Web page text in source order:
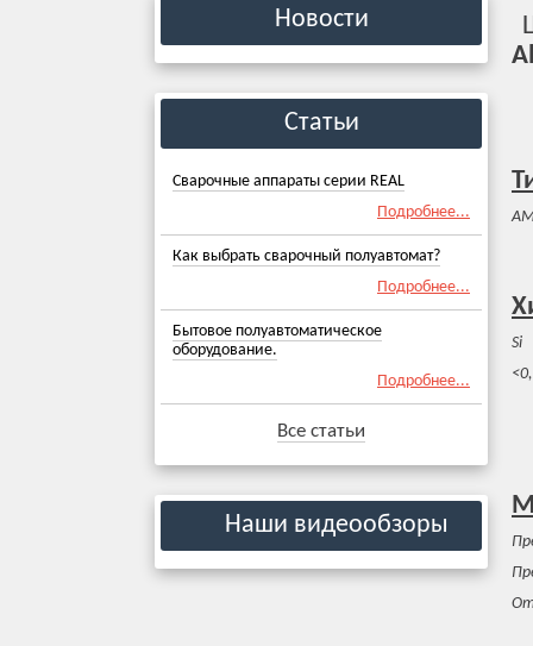
Новости
Статьи
Сварочные аппараты серии REAL
Подробнее...
Как выбрать сварочный полуавтомат?
Подробнее...
Бытовое полуавтоматическое
оборудование.
Подробнее...
Все статьи
Наши видеообзоры
Si